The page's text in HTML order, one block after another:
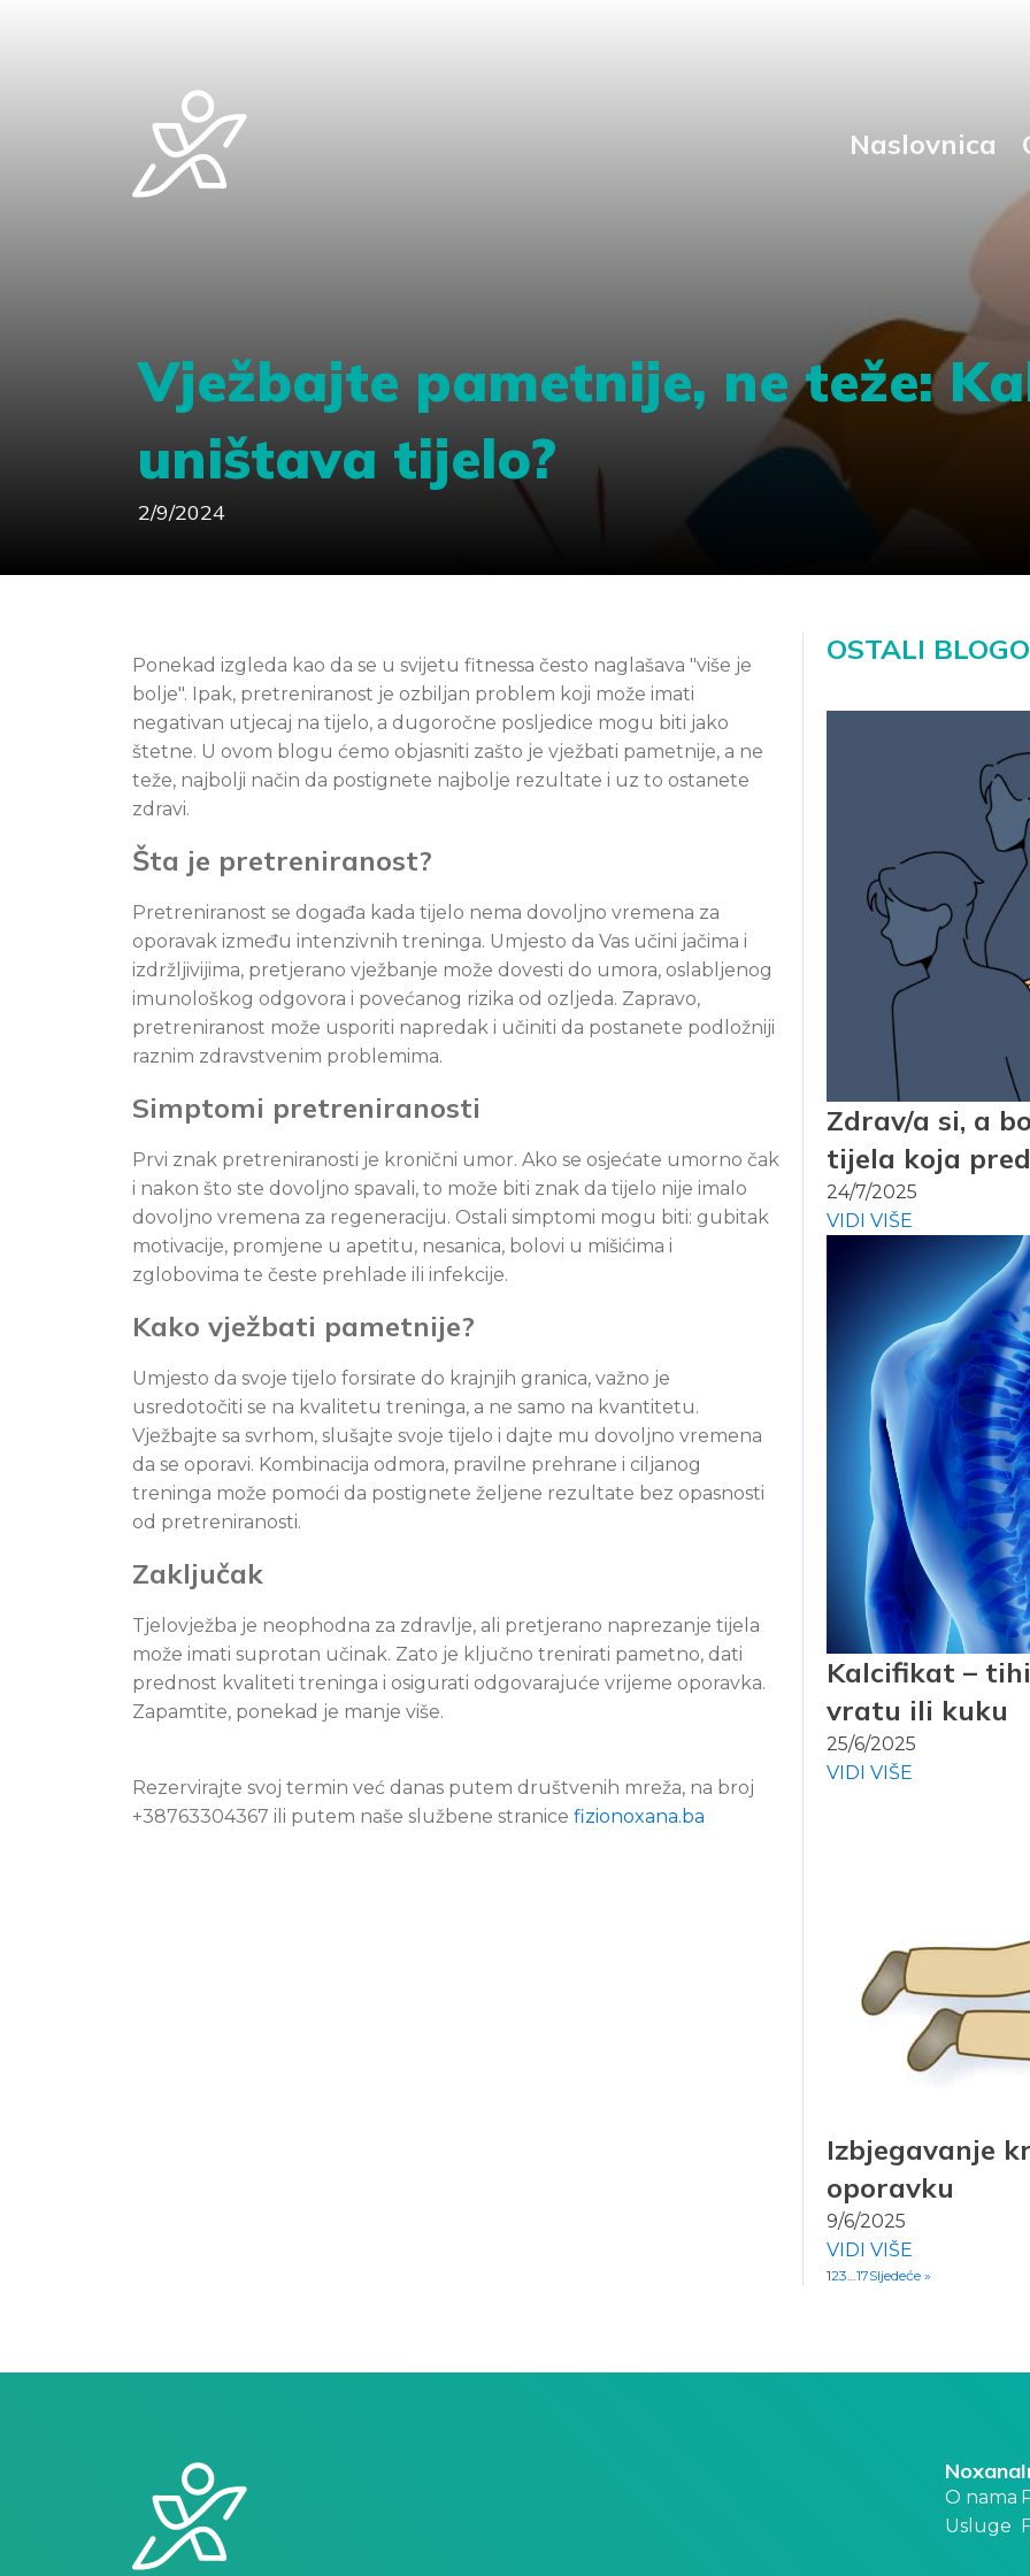
Naslovnica
Vježbajte pametnije, ne teže:
uništava tijelo?
2/9/2024
Ponekad izgleda kao da se u svijetu fitnessa često naglašava "više je
bolje". Ipak, pretreniranost je ozbiljan problem koji može imati
negativan utjecaj na tijelo, a dugoročne posljedice mogu biti jako
štetne. U ovom blogu ćemo objasniti zašto je vježbati pametnije, a ne
teže, najbolji način da postignete najbolje rezultate i uz to ostanete
zdravi.
Šta je pretreniranost?
Pretreniranost se događa kada tijelo nema dovoljno vremena za
oporavak između intenzivnih treninga. Umjesto da Vas učini jačima i
izdržljivijima, pretjerano vježbanje može dovesti do umora, oslabljenog
imunološkog odgovora i povećanog rizika od ozljeda. Zapravo,
pretreniranost može usporiti napredak i učiniti da postanete podložniji
raznim zdravstvenim problemima.
Simptomi pretreniranosti
Prvi znak pretreniranosti je kronični umor. Ako se osjećate umorno čak
i nakon što ste dovoljno spavali, to može biti znak da tijelo nije imalo
dovoljno vremena za regeneraciju. Ostali simptomi mogu biti: gubitak
motivacije, promjene u apetitu, nesanica, bolovi u mišićima i
zglobovima te česte prehlade ili infekcije.
Kako vježbati pametnije?
Umjesto da svoje tijelo forsirate do krajnjih granica, važno je
usredotočiti se na kvalitetu treninga, a ne samo na kvantitetu.
Vježbajte sa svrhom, slušajte svoje tijelo i dajte mu dovoljno vremena
da se oporavi. Kombinacija odmora, pravilne prehrane i ciljanog
treninga može pomoći da postignete željene rezultate bez opasnosti
od pretreniranosti.
Zaključak
Tjelovježba je neophodna za zdravlje, ali pretjerano naprezanje tijela
može imati suprotan učinak. Zato je ključno trenirati pametno, dati
prednost kvaliteti treninga i osigurati odgovarajuće vrijeme oporavka.
Zapamtite, ponekad je manje više.
Rezervirajte svoj termin već danas putem društvenih mreža, na broj
+38763304367 ili putem naše službene stranice fizionoxana.ba
OSTALI
Zdrav/a si, a
tijela koja
24/7/2025
VIDI VIŠE
Kalcifikat –
vratu ili kuku
25/6/2025
VIDI VIŠE
Izbjegavanje
oporavku
9/6/2025
VIDI VIŠE
123…17Sljedeće »
Noxana
O nama
Usluge